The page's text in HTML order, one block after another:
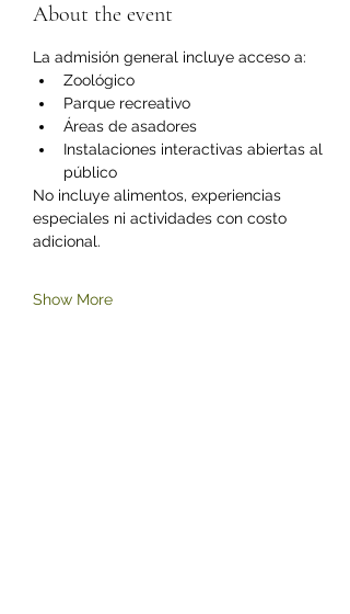
About the event
La admisión general incluye acceso a:
Zoológico
Parque recreativo
Áreas de asadores
Instalaciones interactivas abiertas al
público
No incluye alimentos, experiencias
especiales ni actividades con costo
adicional.
Show More